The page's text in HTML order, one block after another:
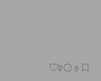
2 0